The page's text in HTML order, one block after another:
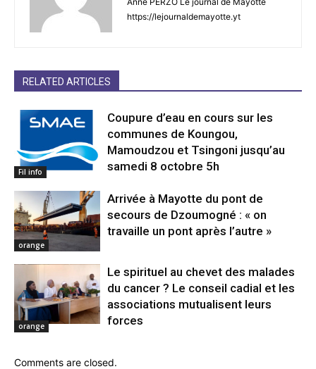
https://lejournaldemayotte.yt
RELATED ARTICLES
Fil info
Coupure d’eau en cours sur les
communes de Koungou,
Mamoudzou et Tsingoni jusqu’au
samedi 8 octobre 5h
orange
Arrivée à Mayotte du pont de
secours de Dzoumogné : « on
travaille un pont après l’autre »
orange
Le spirituel au chevet des malades
du cancer ? Le conseil cadial et les
associations mutualisent leurs
forces
Comments are closed.